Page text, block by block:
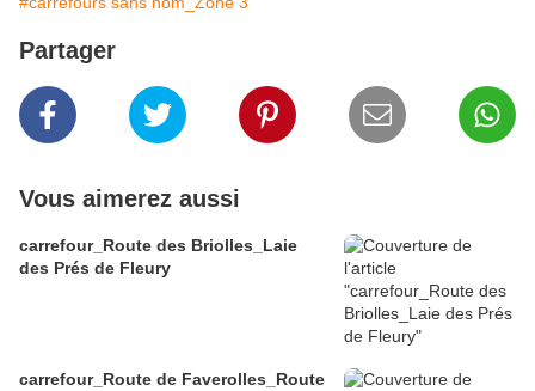
Partager
Vous aimerez aussi
carrefour_Route des Briolles_Laie
des Prés de Fleury
carrefour_Route de Faverolles_Route